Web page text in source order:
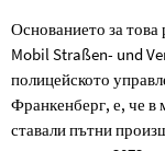
Основанието за това
Mobil Straßen- und
полицейското
Франкенберг, е, че в
ставали пътни